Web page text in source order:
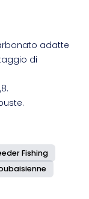
adatte
di
Fishing